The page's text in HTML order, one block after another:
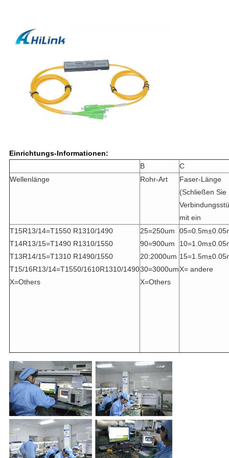
Einrichtungs-Informationen:
B
C
Wellenlänge
Rohr-Art
Faser-Länge
(Schließen Sie
mit ein
T15R13/14=T1550 R1310/1490
T14R13/15=T1490 R1310/1550
T13R14/15=T1310 R1490/1550
T15/16R13/14=T1550/1610R1310/1490
X=Others
25=250um
90=900um
20:2000um
30=3000um
X=Others
X= andere